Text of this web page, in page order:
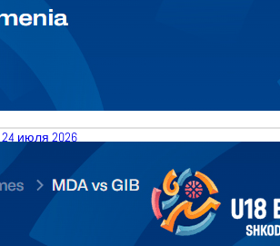
24 июля 2026
25.07.2026 Moldova vs Gibraltar FIBA U18
Division C
КалендарьТаблица Выберите Обзор